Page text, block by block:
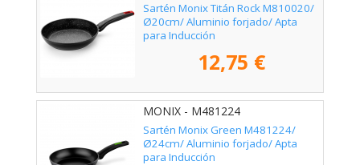
Sartén Monix Titán Rock M810020/
Ø20cm/ Aluminio forjado/ Apta
para Inducción
12,75 €
MONIX - M481224
Sartén Monix Green M481224/
Ø24cm/ Aluminio forjado/ Apta
para Inducción